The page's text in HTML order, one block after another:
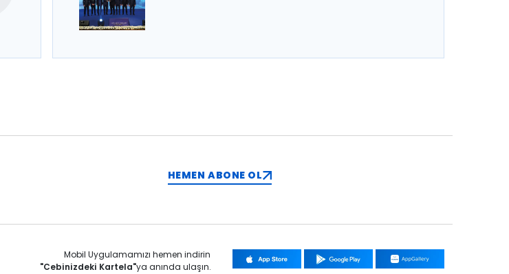
HEMEN ABONE OL
Mobil Uygulamamızı hemen indirin
"Cebinizdeki Kartela"ya anında ulaşın.